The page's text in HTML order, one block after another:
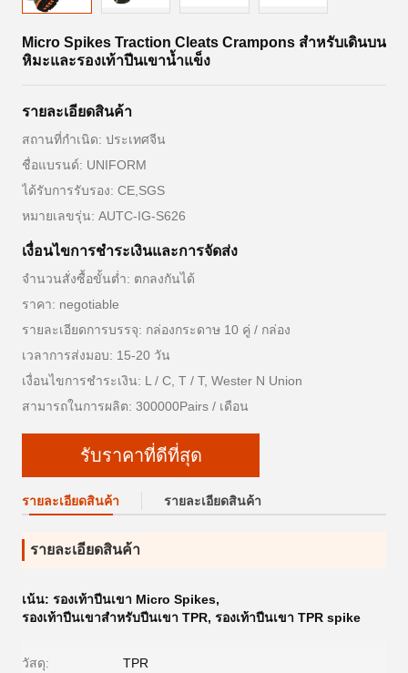
Micro Spikes Traction Cleats Crampons สำหรับเดินบน
หิมะและรองเท้าปีนเขาน้ำแข็ง
รายละเอียดสินค้า
สถานที่กำเนิด: ประเทศจีน
ชื่อแบรนด์: UNIFORM
ได้รับการรับรอง: CE,SGS
หมายเลขรุ่น: AUTC-IG-S626
เงื่อนไขการชำระเงินและการจัดส่ง
จำนวนสั่งซื้อขั้นต่ำ: ตกลงกันได้
ราคา: negotiable
รายละเอียดการบรรจุ: กล่องกระดาษ 10 คู่ / กล่อง
เวลาการส่งมอบ: 15-20 วัน
เงื่อนไขการชำระเงิน: L / C, T / T, Wester N Union
สามารถในการผลิต: 300000Pairs / เดือน
รับราคาที่ดีที่สุด
รายละเอียดสินค้า รายละเอียดสินค้า
รายละเอียดสินค้า
เน้น: รองเท้าปีนเขา Micro Spikes,
รองเท้าปีนเขาสำหรับปีนเขา TPR, รองเท้าปีนเขา TPR spike
วัสดุ: TPR